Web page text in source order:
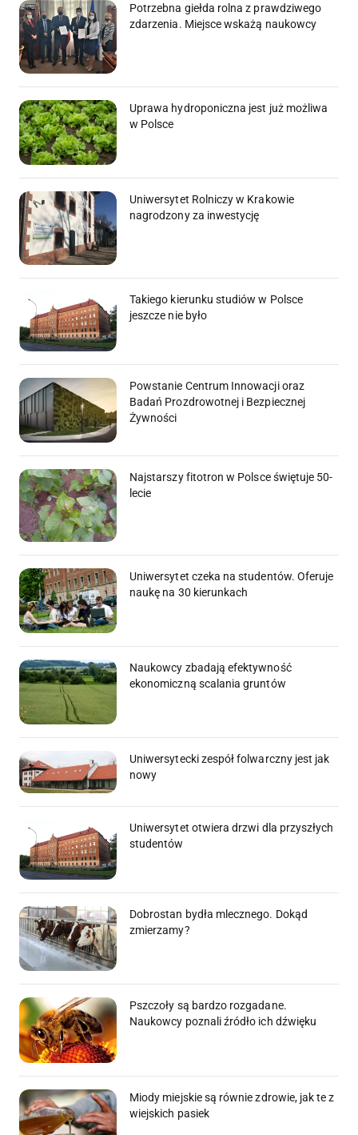
Potrzebna giełda rolna z prawdziwego
zdarzenia. Miejsce wskażą naukowcy
Uprawa hydroponiczna jest już możliwa
w Polsce
Uniwersytet Rolniczy w Krakowie
nagrodzony za inwestycję
Takiego kierunku studiów w Polsce
jeszcze nie było
Powstanie Centrum Innowacji oraz
Badań Prozdrowotnej i Bezpiecznej
Żywności
Najstarszy fitotron w Polsce świętuje 50-
lecie
Uniwersytet czeka na studentów. Oferuje
naukę na 30 kierunkach
Naukowcy zbadają efektywność
ekonomiczną scalania gruntów
Uniwersytecki zespół folwarczny jest jak
nowy
Uniwersytet otwiera drzwi dla przyszłych
studentów
Dobrostan bydła mlecznego. Dokąd
zmierzamy?
Pszczoły są bardzo rozgadane.
Naukowcy poznali źródło ich dźwięku
Miody miejskie są równie zdrowie, jak te z
wiejskich pasiek